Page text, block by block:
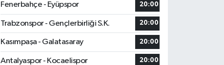
Fenerbahçe - Eyüpspor 20:00
Trabzonspor - Gençlerbirliği S.K. 20:00
Kasımpaşa - Galatasaray 20:00
Antalyaspor - Kocaelispor 20:00